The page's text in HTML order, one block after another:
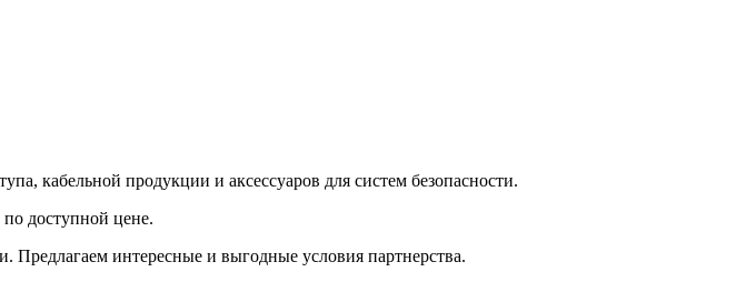
кабельной продукции и аксессуаров для систем безопасности.
доступной цене.
Предлагаем интересные и выгодные условия партнерства.